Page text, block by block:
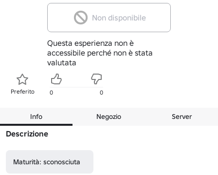
Non disponibile
Questa esperienza non è
accessibile perché non è stata
valutata
Preferito 0 0
Info Negozio Server
Descrizione
Maturità: sconosciuta